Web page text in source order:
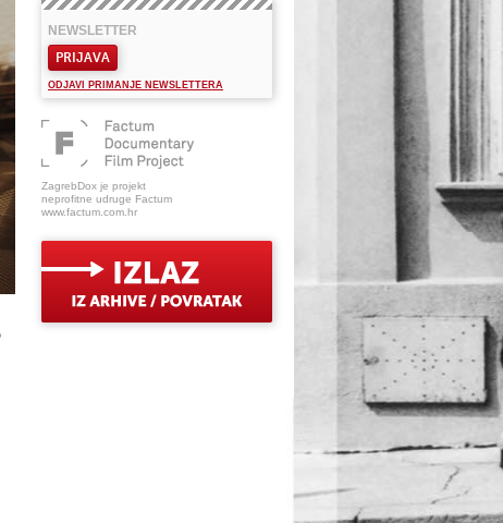
NEWSLETTER
PRIJAVA
ODJAVI PRIMANJE NEWSLETTERA
ZagrebDox je projekt
neprofitne udruge Factum
www.factum.com.hr